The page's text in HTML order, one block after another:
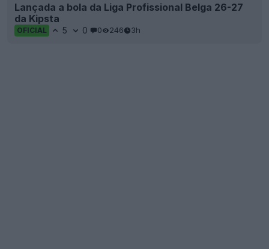
Lançada a bola da Liga Profissional Belga 26-27
da Kipsta
OFICIAL 5 0 0 246 3h